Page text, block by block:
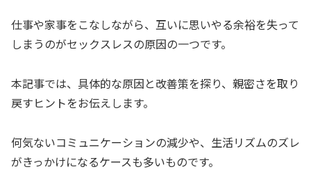
仕事や家事をこなしながら、互いに思いやる余裕を失って
しまうのがセックスレスの原因の一つです。
本記事では、具体的な原因と改善策を探り、親密さを取り
戻すヒントをお伝えします。
何気ないコミュニケーションの減少や、生活リズムのズレ
がきっかけになるケースも多いものです。